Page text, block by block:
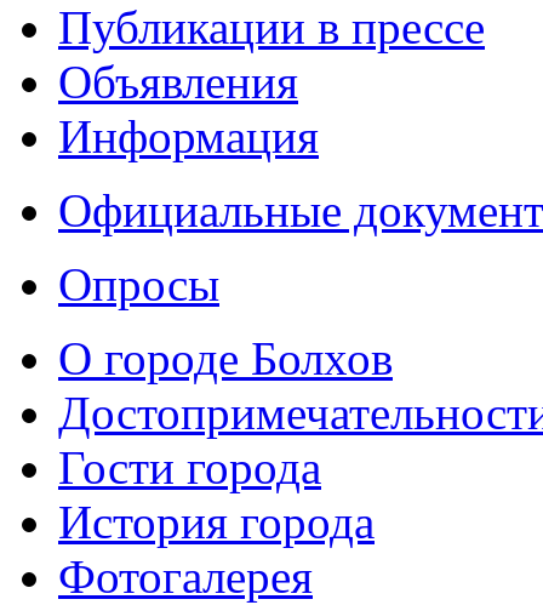
Публикации в прессе
Объявления
Информация
Официальные
Опросы
О городе Болхов
Гости города
История города
Фотогалерея